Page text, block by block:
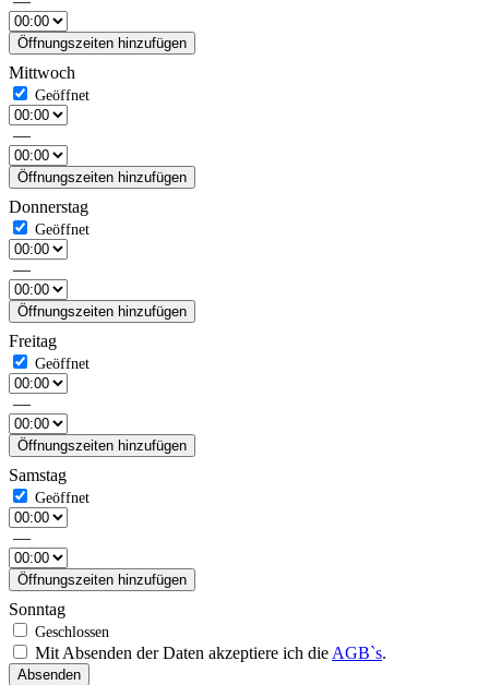
Öffnungszeiten hinzufügen
Mittwoch
—
Öffnungszeiten hinzufügen
Donnerstag
—
Öffnungszeiten hinzufügen
Freitag
—
Öffnungszeiten hinzufügen
Samstag
—
Öffnungszeiten hinzufügen
Sonntag
Mit Absenden der Daten akzeptiere ich die AGB`s.
Absenden